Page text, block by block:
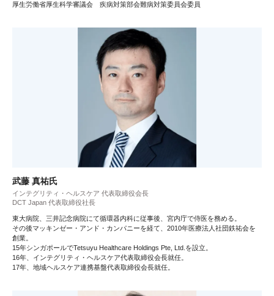
厚生労働省厚生科学審議会 疾病対策部会難病対策委員会委員
武藤 真祐氏
インテグリティ・ヘルスケア 代表取締役会長
DCT Japan 代表取締役社長
東大病院、三井記念病院にて循環器内科に従事後、宮内庁で侍医を務める。
その後マッキンゼー・アンド・カンパニーを経て、2010年医療法人社団鉄祐会を
創業。
15年シンガポールでTetsuyu Healthcare Holdings Pte, Ltd.を設立。
16年、インテグリティ・ヘルスケア代表取締役会長就任。
17年、地域ヘルスケア連携基盤代表取締役会長就任。